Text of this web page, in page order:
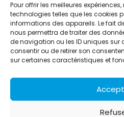
Pour offrir les meilleures
technologies telles que les cookies
informations des appareils. Le fait
nous permettra de traiter des
de navigation ou les ID uniques sur
consentir ou de retirer son
sur certaines caractéristiques et
Alternative Média est une
relations publiques basée à
pilote des stratégies de visibilité
grâce à un réseau